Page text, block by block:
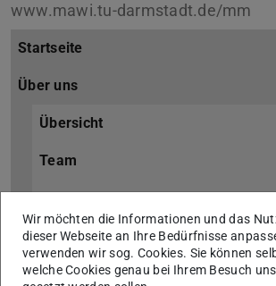
www.mawi.tu-darmstadt.de/mm
Startseite
Über uns
Übersicht
Team
Übersicht
Archiv
Wir möchten die Informationen und das
dieser Webseite an Ihre Bedürfnisse
verwenden wir sog. Cookies. Sie können
welche Cookies genau bei Ihrem Besuch